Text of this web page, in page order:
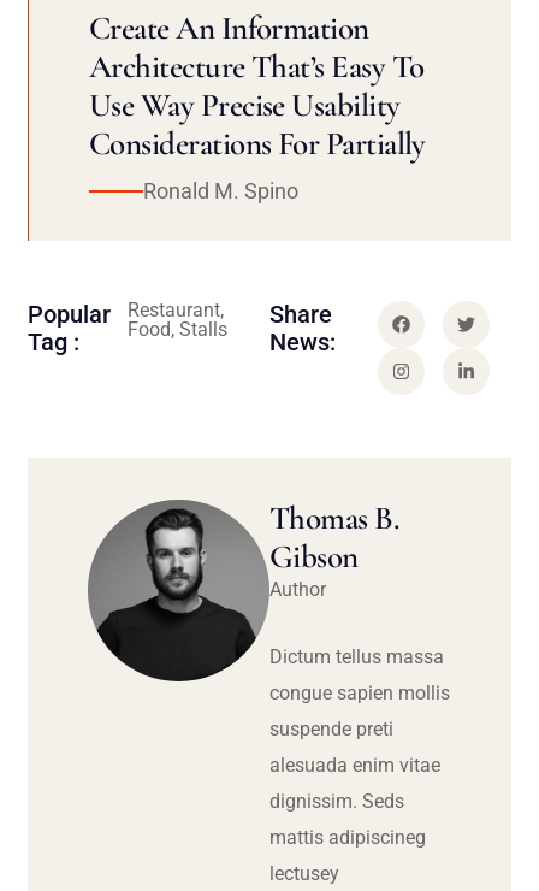
Create An Information
Architecture That’s Easy To
Use Way Precise Usability
Considerations For Partially
Ronald M. Spino
Popular
Tag :
Restaurant,
Food, Stalls
Share
News:
Thomas B.
Gibson
Author
Dictum tellus massa
congue sapien mollis
suspende preti
alesuada enim vitae
dignissim. Seds
mattis adipiscineg
lectusey